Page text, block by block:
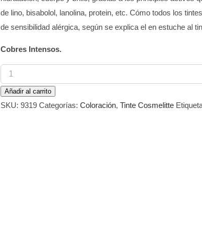
de lino, bisabolol, lanolina, protein, etc. Cómo todos los
de sensibilidad alérgica, según se explica el en estuche al
Cobres Intensos.
Tinte
Cosmelitte
Color
Añadir al carrito
SKU: 9319 Categorías: Coloración, Tinte Cosmelitte